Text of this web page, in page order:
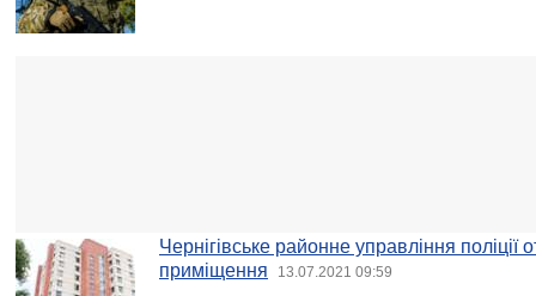
Чернігівське районне управління поліції
приміщення
13.07.2021 09:59